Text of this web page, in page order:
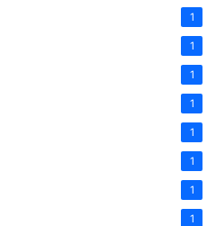
1
1
1
1
1
1
1
1